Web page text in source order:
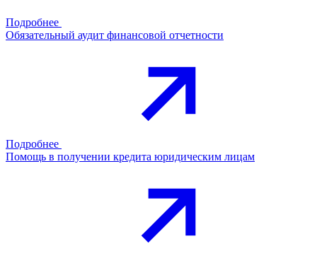
Подробнее
Обязательный аудит финансовой отчетности
Подробнее
Помощь в получении кредита юридическим лицам